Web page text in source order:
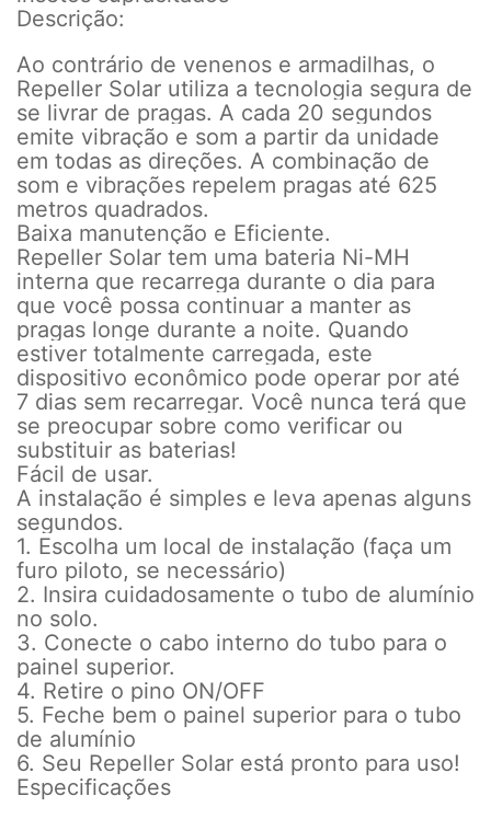
Descrição:
Ao contrário de venenos e armadilhas, o
Repeller Solar utiliza a tecnologia segura de
se livrar de pragas. A cada 20 segundos
emite vibração e som a partir da unidade
em todas as direções. A combinação de
som e vibrações repelem pragas até 625
metros quadrados.
Baixa manutenção e Eficiente.
Repeller Solar tem uma bateria Ni-MH
interna que recarrega durante o dia para
que você possa continuar a manter as
pragas longe durante a noite. Quando
estiver totalmente carregada, este
dispositivo econômico pode operar por até
7 dias sem recarregar. Você nunca terá que
se preocupar sobre como verificar ou
substituir as baterias!
Fácil de usar.
A instalação é simples e leva apenas alguns
segundos.
1. Escolha um local de instalação (faça um
furo piloto, se necessário)
2. Insira cuidadosamente o tubo de alumínio
no solo.
3. Conecte o cabo interno do tubo para o
painel superior.
4. Retire o pino ON/OFF
5. Feche bem o painel superior para o tubo
de alumínio
6. Seu Repeller Solar está pronto para uso!
Especificações